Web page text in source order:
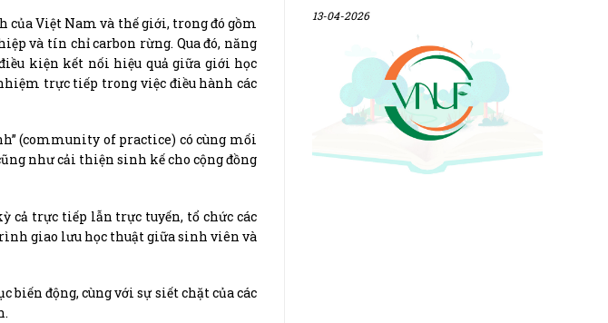
của Việt Nam và thế giới, trong đó gồm
và tín chỉ carbon rừng. Qua đó, năng
kiện kết nối hiệu quả giữa giới học
trực tiếp trong việc điều hành các
(community of practice) có cùng mối
như cải thiện sinh kế cho cộng đồng
trực tiếp lẫn trực tuyến, tổ chức các
giao lưu học thuật giữa sinh viên và
động, cùng với sự siết chặt của các
13-04-2026